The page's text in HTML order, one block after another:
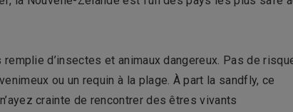
d’insectes et animaux dangereux. Pas de
ou un requin à la plage. À part la sandfly, ce
crainte de rencontrer des êtres vivants